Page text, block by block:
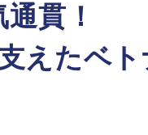
デモリクエスト
貫！
えたベト